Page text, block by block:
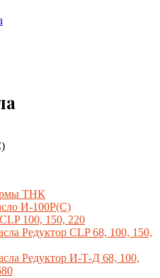
ТНК
И-100Р(С)
100, 150, 220
Редуктор CLP 68, 100, 150,
Редуктор И-Т-Д 68, 100,